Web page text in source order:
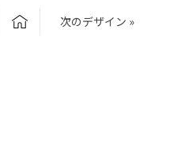
次のデザイン »